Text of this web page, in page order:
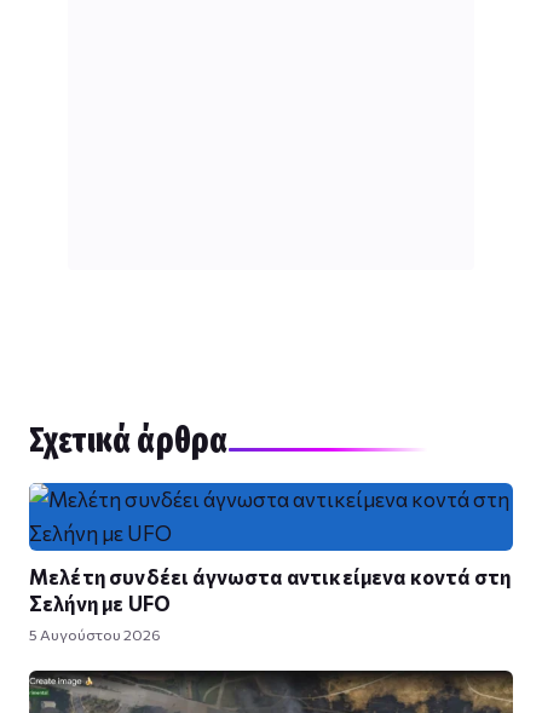
Σχετικά άρθρα
Μελέτη συνδέει άγνωστα αντικείμενα κοντά στη
Σελήνη με UFO
5 Αυγούστου 2026